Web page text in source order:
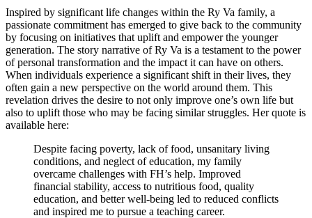
Inspired by significant life changes within the Ry Va family, a
passionate commitment has emerged to give back to the community
by focusing on initiatives that uplift and empower the younger
generation. The story narrative of Ry Va is a testament to the power
of personal transformation and the impact it can have on others.
When individuals experience a significant shift in their lives, they
often gain a new perspective on the world around them. This
revelation drives the desire to not only improve one’s own life but
also to uplift those who may be facing similar struggles. Her quote is
available here:
Despite facing poverty, lack of food, unsanitary living
conditions, and neglect of education, my family
overcame challenges with FH’s help. Improved
financial stability, access to nutritious food, quality
education, and better well-being led to reduced conflicts
and inspired me to pursue a teaching career.